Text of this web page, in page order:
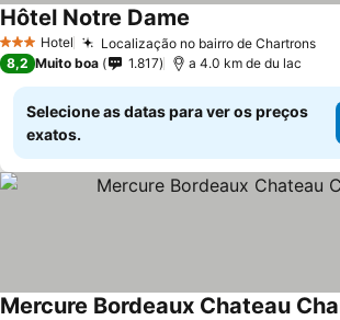
3 EstrelasHotel Localização no bairro de Chartrons
Hôtel Notre Dame
8,2 Muito boa 1.817 a 4.0 km de du lac
Selecione as datas para ver os preços
exatos.
Mercure Bordeaux Chateau